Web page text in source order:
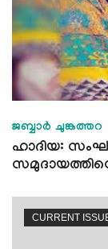
ജബ്ബാര്‍ ചുങ്കത്തറ
ഹാദിയ:
CURRENT